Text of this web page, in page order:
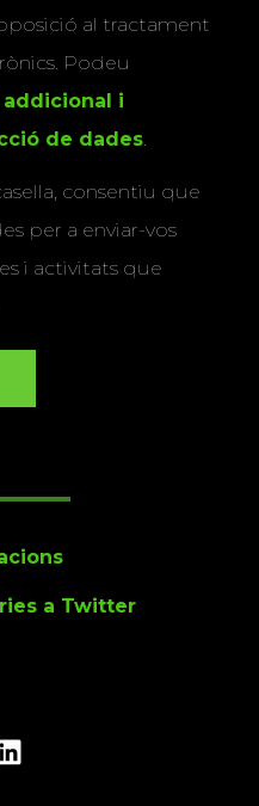
al tractament
Podeu
i
de dades.
consentiu que
per a enviar-vos
i activitats que
a Twitter